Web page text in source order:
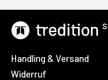
Handling & Versand
Widerruf